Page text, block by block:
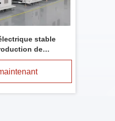
stable
de
5 - 75%